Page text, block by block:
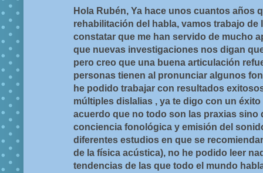
Hola Rubén, Ya hace unos cuantos años
rehabilitación del habla, vamos trabajo de
constatar que me han servido de mucho
que nuevas investigaciones nos digan
pero creo que una buena articulación
personas tienen al pronunciar algunos
he podido trabajar con resultados
múltiples dislalias , ya te digo con un
acuerdo que no todo son las praxias sino
conciencia fonológica y emisión del
diferentes estudios en que se
de la física acústica), no he podido leer
tendencias de las que todo el mundo